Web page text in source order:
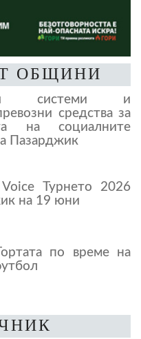
ОБЩИНИ
системи и
средства за
на социалните
Пазарджик
Турнето 2026
на 19 юни
по време на